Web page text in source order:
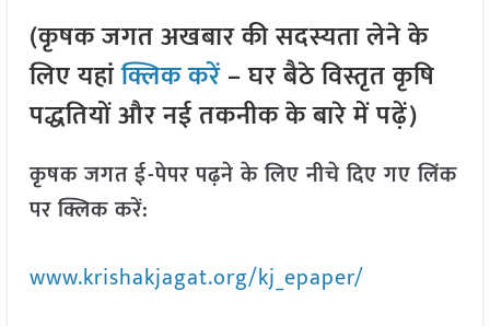
(कृषक जगत अखबार की सदस्यता लेने के
लिए यहांक्लिक करें– घर बैठे विस्तृत कृषि
पद्धतियों और नई तकनीक के बारे में पढ़ें)
कृषक जगत ई-पेपर पढ़ने के लिए नीचे दिए गए लिंक
पर क्लिक करें:
www.krishakjagat.org/kj_epaper/